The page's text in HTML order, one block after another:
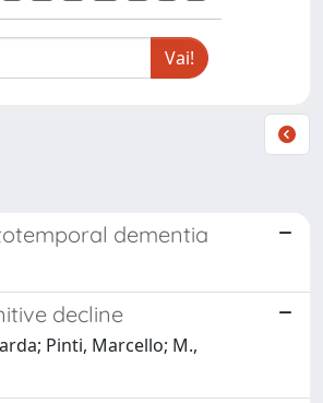
dementia
decline
Pinti, Marcello; M.,